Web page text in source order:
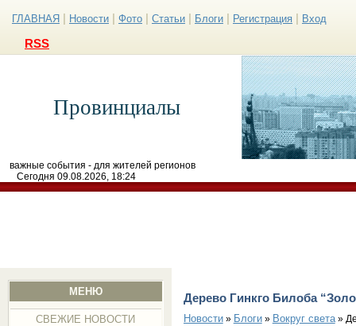
ГЛАВНАЯ Новости Фото Статьи Блоги Регистрация Вход
RSS
Провинциалы
важные события - для жителей регионов
Сегодня 09.08.2026, 18:24
МЕНЮ
СВЕЖИЕ НОВОСТИ
Дерево Гинкго Билоба
Новости» Блоги» Вокруг света»